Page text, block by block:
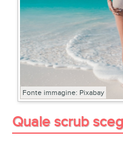
Fonte immagine: Pixabay
Quale scrub